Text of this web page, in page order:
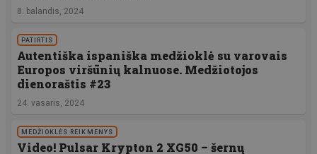
8. balandis, 2024
PATIRTIS
Autentiška ispaniška medžioklė su varovais
Europos viršūnių kalnuose. Medžiotojos
dienoraštis #23
24. vasaris, 2024
MEDŽIOKLĖS REIKMENYS
Video! Pulsar Krypton 2 XG50 – šernų